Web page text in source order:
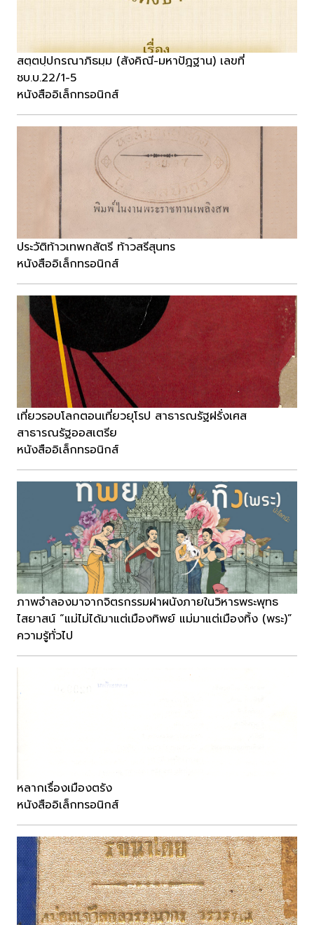
สตฺตปฺปกรณาภิธมฺม (สังคิณี-มหาปัฎฐาน) เลขที่
ชบ.บ.22/1-5
หนังสืออิเล็กทรอนิกส์
ประวัติท้าวเทพกสัตรี ท้าวสรีสุนทร
หนังสืออิเล็กทรอนิกส์
เที่ยวรอบโลกตอนเที่ยวยุโรป สาธารณรัฐฝรั่งเศส
สาธารณรัฐออสเตรีย
หนังสืออิเล็กทรอนิกส์
ภาพจำลองมาจากจิตรกรรมฝาผนังภายในวิหารพระพุทธ
ไสยาสน์ “แม่ไม่ได้มาแต่เมืองทิพย์ แม่มาแต่เมืองทิ้ง (พระ)”
ความรู้ทั่วไป
หลากเรื่องเมืองตรัง
หนังสืออิเล็กทรอนิกส์